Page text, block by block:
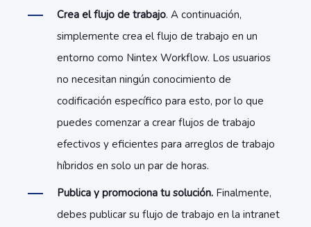
Crea el flujo de trabajo. A continuación,
simplemente crea el flujo de trabajo en un
entorno como Nintex Workflow. Los usuarios
no necesitan ningún conocimiento de
codificación específico para esto, por lo que
puedes comenzar a crear flujos de trabajo
efectivos y eficientes para arreglos de trabajo
híbridos en solo un par de horas.
Publica y promociona tu solución. Finalmente,
debes publicar su flujo de trabajo en la intranet